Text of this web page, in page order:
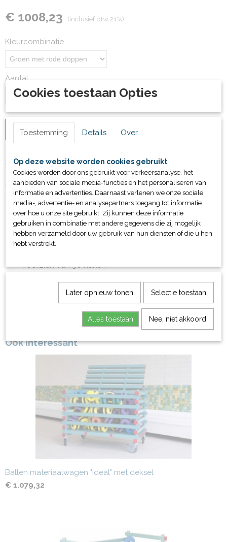
€ 1008,23 (inclusief btw 21%)
Kleurcombinatie
Aantal
IN WINKELWAGEN
Specificaties
Productcode
81112
Bruto gewicht
650,00 Kg
Omschrijving
Afmeting: 138x60x172 cm (LXDXH)
Verrijdbaar op 4 kunststof zwenkwielen, waarvan 2
geremd
Ruimte voor 6 bakken (worden niet standaard
Voorzien van 30 haken
Ook interessant
Ballen materiaalwagen "Ideal" met deksel
€ 1.079,32
Cookies toestaan Opties
Toestemming Details Over
Op deze website worden cookies gebruikt
Cookies worden door ons gebruikt voor verkeersanalyse, het
aanbieden van sociale media-functies en het personaliseren van
informatie en advertenties. Daarnaast verlenen we onze sociale
media-, advertentie- en analysepartners toegang tot informatie
over hoe u onze site gebruikt. Zij kunnen deze informatie
gebruiken in combinatie met andere gegevens die zij mogelijk
hebben verzameld door uw gebruik van hun diensten of die u hen
hebt verstrekt.
Later opnieuw tonen Selectie toestaan
Alles toestaan Nee, niet akkoord